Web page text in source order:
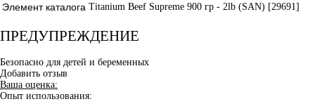
Элемент каталога Titanium Beef Supreme 900 гр - 2lb (SAN) [29691]
ПРЕДУПРЕЖДЕНИЕ
Безопасно для детей и беременных
Добавить отзыв
Ваша оценка:
Опыт использования: